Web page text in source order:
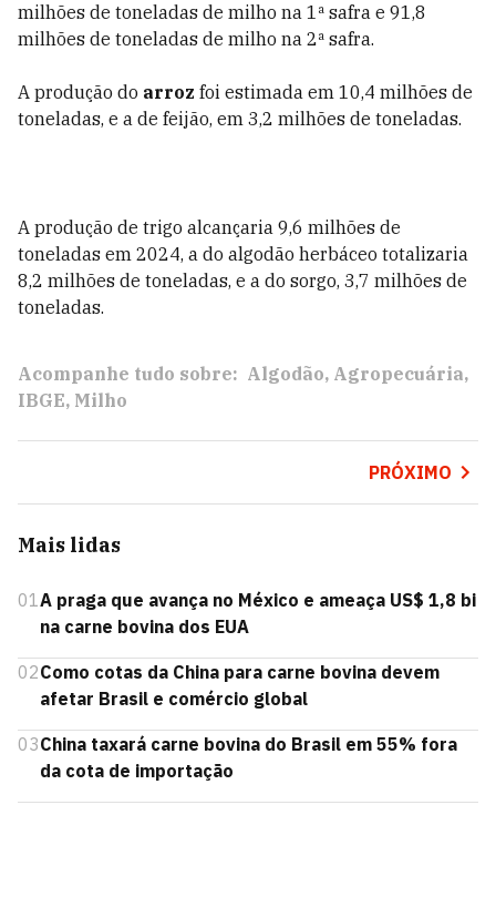
milhões de toneladas de milho na 1ª safra e 91,8
milhões de toneladas de milho na 2ª safra.
A produção do arroz foi estimada em 10,4 milhões de
toneladas, e a de feijão, em 3,2 milhões de toneladas.
A produção de trigo alcançaria 9,6 milhões de
toneladas em 2024, a do algodão herbáceo totalizaria
8,2 milhões de toneladas, e a do sorgo, 3,7 milhões de
toneladas.
Acompanhe tudo sobre: Algodão Agropecuária
IBGE Milho
PRÓXIMO
Mais lidas
01A praga que avança no México e ameaça US$ 1,8 bi
na carne bovina dos EUA
02Como cotas da China para carne bovina devem
afetar Brasil e comércio global
03China taxará carne bovina do Brasil em 55% fora
da cota de importação